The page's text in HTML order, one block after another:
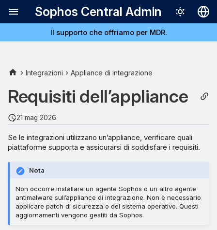
Sophos Central Admin
Italiano
日本語
한국어
Il supporto che offriamo per MDR.
Piattaforme supportate
Requisiti
Versione della piattaforma
Requisiti per VMware ESXi
Hyper-V
Requisiti minimi di sistema
Requisiti della CPU
Integrazioni Appliance di integrazione
Requisiti dell’appliance
21 mag 2026
Se le integrazioni utilizzano un’appliance, verificare quali
piattaforme supporta e assicurarsi di soddisfare i requisiti.
Nota
Non occorre installare un agente Sophos o un altro agente
antimalware sull’appliance di integrazione. Non è necessario
applicare patch di sicurezza o del sistema operativo. Questi
aggiornamenti vengono gestiti da Sophos.